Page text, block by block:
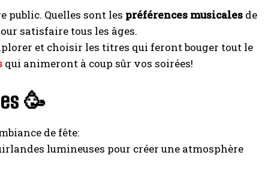
public. Quelles sont les préférences musicales de
satisfaire tous les âges.
et choisir les titres qui feront bouger tout le
qui animeront à coup sûr vos soirées!
🥳
de fête:
lumineuses pour créer une atmosphère